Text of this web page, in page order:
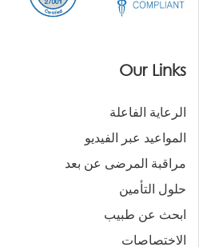
Our Links
الرعاية الفاعلة
المواعيد عبر الفيديو
مراقبة المرضى عن بعد
حلول التأمين
ابحث عن طبيب
الاختصاصات